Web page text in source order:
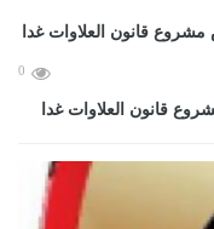
0
قانون العلاوات غدا